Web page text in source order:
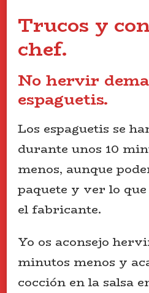
Trucos y
chef.
No hervir
espaguetis.
Los espaguetis se
durante unos 10
menos, aunque
paquete y ver lo
el fabricante.
Yo os aconsejo
minutos menos y
cocción en la salsa